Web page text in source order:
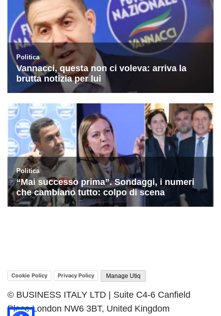
Cookie Policy Privacy Policy Manage Utiq
© BUSINESS ITALY LTD | Suite C4-6 Canfield
Place London NW6 3BT, United Kingdom